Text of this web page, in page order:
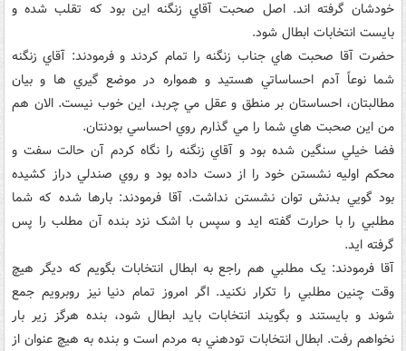
خودشان گرفته اند. اصل صحبت آقاي زنگنه اين بود که تقلب شده و
بايست انتخابات ابطال شود.
حضرت آقا صحبت هاي جناب زنگنه را تمام کردند و فرمودند: آقاي زنگنه
شما نوعاً آدم احساساتي هستيد و همواره در موضع گيري ها و بيان
مطالبتان، احساستان بر منطق و عقل مي چربد، اين خوب نيست. الان هم
من اين صحبت هاي شما را مي گذارم روي احساسي بودنتان.
فضا خيلي سنگين شده بود و آقاي زنگنه را نگاه کردم آن حالت سفت و
محکم اوليه نشستن خود را از دست داده بود و روي صندلي دراز کشيده
بود گويي بدنش توان نشستن نداشت. آقا فرمودند: بارها شده که شما
مطلبي را با حرارت گفته ايد و سپس با اشک نزد بنده آن مطلب را پس
گرفته ايد.
آقا فرمودند: يک مطلبي هم راجع به ابطال انتخابات بگويم که ديگر هيچ
وقت چنين مطلبي را تکرار نکنيد. اگر امروز تمام دنيا نيز روبرويم جمع
شوند و بايستند و بگويند انتخابات بايد ابطال شود، بنده هرگز زير بار
نخواهم رفت. ابطال انتخابات تودهني به مردم است و بنده به هيچ عنوان از